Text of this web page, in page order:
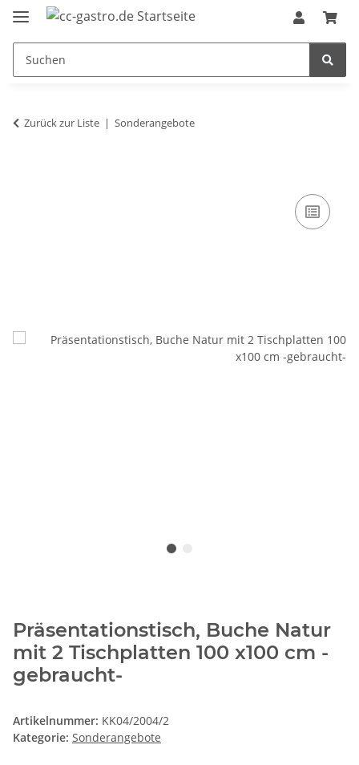
Zurück zur Liste Sonderangebote
Präsentationstisch, Buche Natur
mit 2 Tischplatten 100 x100 cm -
gebraucht-
Artikelnummer: KK04/2004/2
Kategorie: Sonderangebote